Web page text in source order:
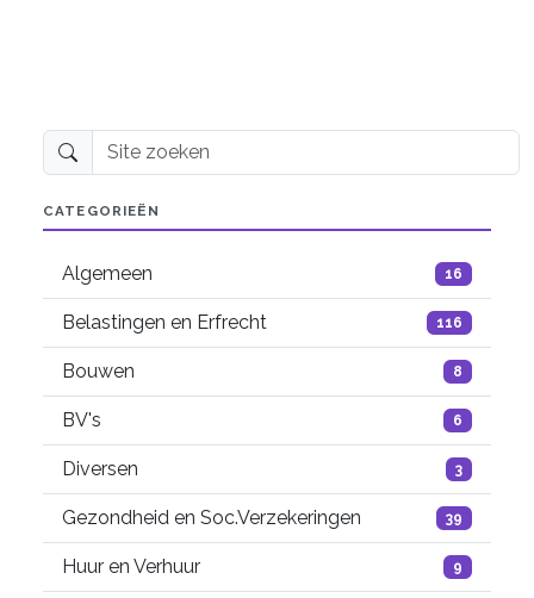
CATEGORIEËN
Algemeen 16
Belastingen en Erfrecht 116
Bouwen 8
BV's 6
Diversen 3
Gezondheid en Soc.Verzekeringen 39
Huur en Verhuur 9